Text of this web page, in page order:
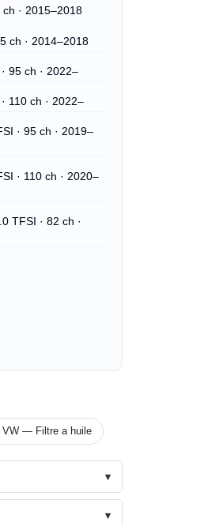
· 2015–2018
ch · 2014–2018
95 ch · 2022–
110 ch · 2022–
· 95 ch · 2019–
· 110 ch · 2020–
TFSI · 82 ch ·
VW — Filtre a huile